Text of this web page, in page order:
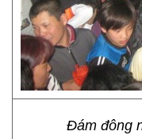
Đám đông